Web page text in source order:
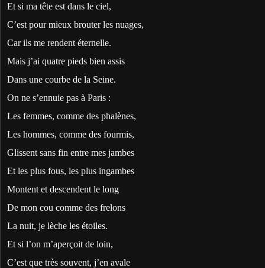
Et si ma tête est dans le ciel,
C’est pour mieux brouter les nuages,
Car ils me rendent éternelle.
Mais j’ai quatre pieds bien assis
Dans une courbe de la Seine.
On ne s’ennuie pas à Paris :
Les femmes, comme des phalènes,
Les hommes, comme des fourmis,
Glissent sans fin entre mes jambes
Et les plus fous, les plus ingambes
Montent et descendent le long
De mon cou comme des frelons
La nuit, je lèche les étoiles.
Et si l’on m’aperçoit de loin,
C’est que très souvent, j’en avale